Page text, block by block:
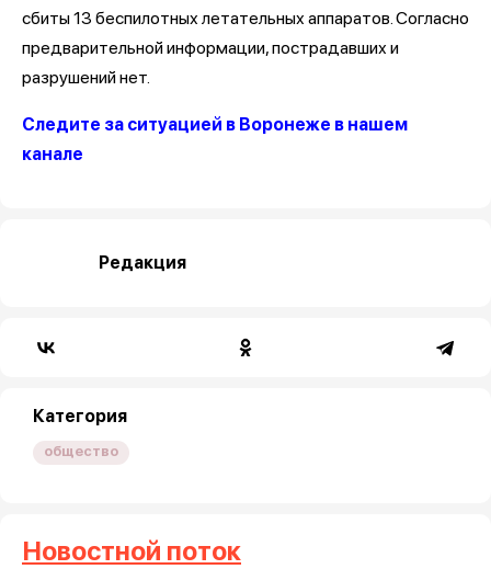
сбиты 13 беспилотных летательных аппаратов. Согласно
предварительной информации, пострадавших и
разрушений нет.
Следите за ситуацией в Воронеже в нашем
канале
Редакция
Категория
общество
Новостной поток